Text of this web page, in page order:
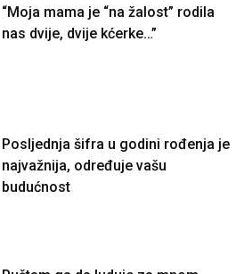
“Moja mama je “na žalost” rodila
nas dvije, dvije kćerke…”
Posljednja šifra u godini rođenja je
najvažnija, određuje vašu
budućnost